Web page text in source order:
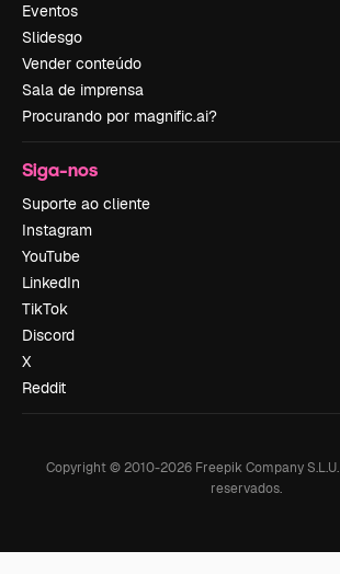
Eventos
Slidesgo
Vender conteúdo
Sala de imprensa
Procurando por magnific.ai?
Siga-nos
Suporte ao cliente
Instagram
YouTube
LinkedIn
TikTok
Discord
X
Reddit
Copyright © 2010-2026Freepik Company S.L.U.
reservados.